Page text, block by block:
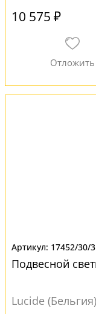
10 575 ₽
17452/30/
Подвесной
Lucide (Бельгия)